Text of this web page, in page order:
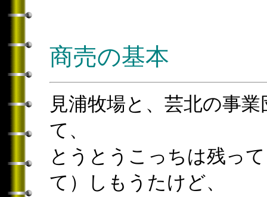
商売の基本
見浦牧場と、芸北の事
て、
とうとうこっちは残っ
て）しもうたけど、